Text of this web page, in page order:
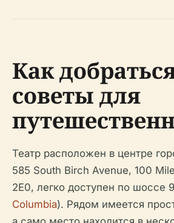
Как
советы для
Театр расположен в центре
585 South Birch Avenue, 100
2E0, легко доступен по шоссе
Columbia). Рядом имеется